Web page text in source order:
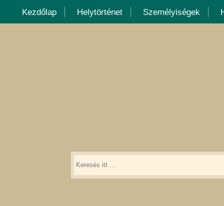
Kezdőlap Helytörténet Személyiségek